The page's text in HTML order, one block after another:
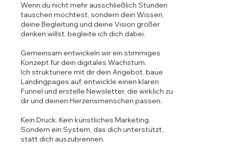
Wenn du nicht mehr ausschließlich Stunden
tauschen möchtest, sondern dein Wissen,
deine Begleitung und deine Vision größer
denken willst, begleite ich dich dabei.
Gemeinsam entwickeln wir ein stimmiges
Konzept für dein digitales Wachstum.
Ich strukturiere mit dir dein Angebot, baue
Landingpages auf, entwickle einen klaren
Funnel und erstelle Newsletter, die wirklich zu
dir und deinen Herzensmenschen passen.
Kein Druck. Kein künstliches Marketing.
Sondern ein System, das dich unterstützt,
statt dich auszubrennen.